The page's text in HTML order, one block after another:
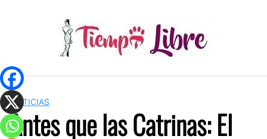
NOTICIAS
Antes que las Catrinas: El